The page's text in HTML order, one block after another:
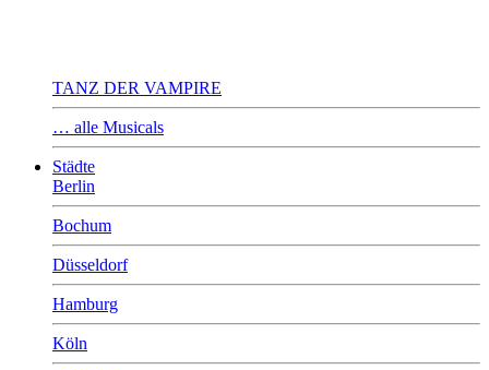
TANZ DER VAMPIRE
… alle Musicals
Städte
Berlin
Bochum
Düsseldorf
Hamburg
Köln